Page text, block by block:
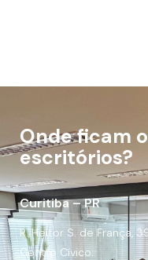
Onde ficam
escritórios?
Curitiba – PR
R. Heitor S. de França,
Centro Cívico.